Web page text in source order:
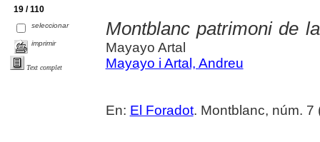
19 / 110
seleccionar
imprimir
Text complet
Montblanc patrimoni de
Mayayo Artal
Mayayo i Artal, Andreu
En: El Foradot. Montblanc, núm. 7